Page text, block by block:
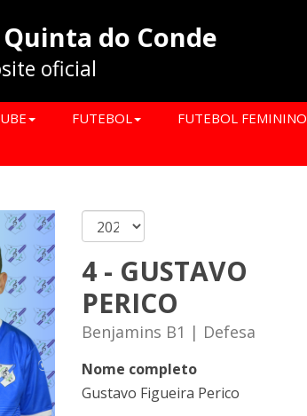
do Conde
oficial
FUTEBOL FUTEBOL FEMININO
4 - GUSTAVO
PERICO
Benjamins B1 | Defesa
Nome completo
Gustavo Figueira Perico